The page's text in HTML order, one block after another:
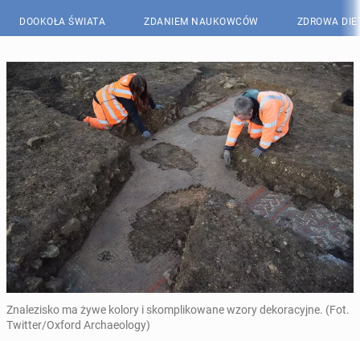
DOOKOŁA ŚWIATA ZDANIEM NAUKOWCÓW ZDROWA
Znalezisko ma żywe kolory i skomplikowane wzory dekoracyjne. (Fot.
Twitter/Oxford Archaeology)